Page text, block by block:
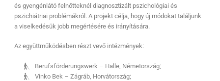
és gyengénlátó felnőtteknél diagnosztizált pszichológiai és
pszichiátriai problémákról. A projekt célja, hogy új módokat találjunk
a viselkedésük jobb megértésére és irányítására.
Az együttműködésben részt vevő intézmények:
Berufsförderungswerk – Halle, Németország;
Vinko Bek – Zágráb, Horvátország;